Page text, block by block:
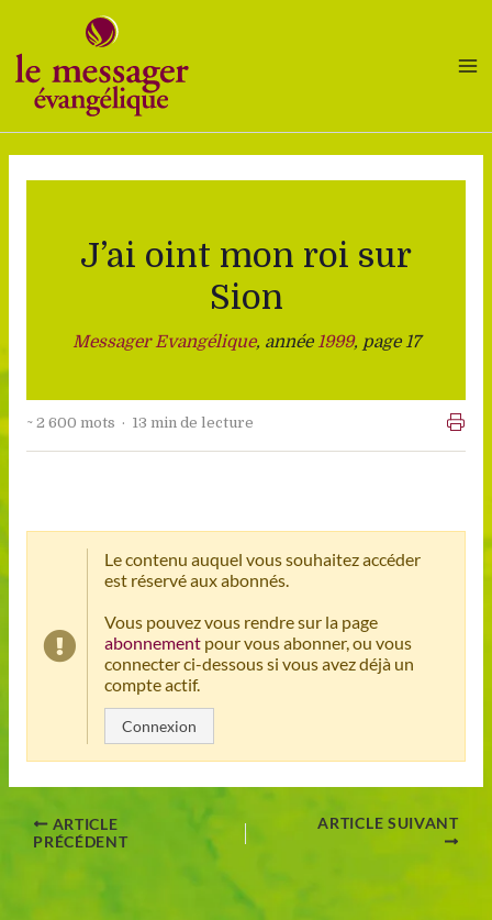
contenu
J’ai oint mon roi sur
Sion
Messager Evangélique, année1999, page 17
~ 2 600 mots · 13 min de lecture
Le contenu auquel vous souhaitez accéder
est réservé aux abonnés.
Vous pouvez vous rendre sur la page
abonnementpour vous abonner, ou vous
connecter ci-dessous si vous avez déjà un
compte actif.
Connexion
ARTICLE
PRÉCÉDENT
ARTICLE SUIVANT